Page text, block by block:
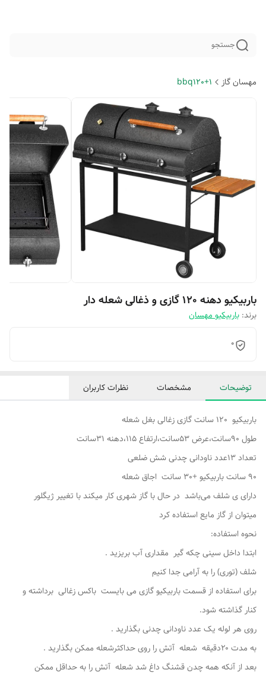
جستجو
مهسان گاز bbq120+1
باربیکیو دهنه 120 گازی و ذغالی شعله دار
برند: باربیکیو مهسان
0
توضیحات مشخصات نظرات کاربران
باربیکیو 120 سانت گازی زغالی بغل شعله
طول 90سانت،عرض 53سانت،ارتفاع 115،دهنه 31سانت
تعداد 13عدد ناودانی چدنی شش ضلعی
90 سانت باربیکیو +30 سانت اجاق شعله
دارای ی شلف می‌باشد در حال با گاز شهری کار میکند با تغییر ژیگلور
میتوان از گاز مایع استفاده کرد
نحوه استفاده:
ابتدا داخل سینی چکه گیر مقداری آب بریزید .
شلف (توری) را به آرامی جدا کنیم
برای استفاده از قسمت باربیکیو ‌گازی می بایست باکس زغالی برداشته و
کنار گذاشته شود.
روی هر لوله یک عدد ناودانی چدنی بگذارید .
به مدت ۲۰دقیقه شعله آتش را روی حداکثرشعله ممکن بگذارید .
بعد از آنکه همه چدن قشنگ داغ شد شعله آتش را به حداقل ممکن